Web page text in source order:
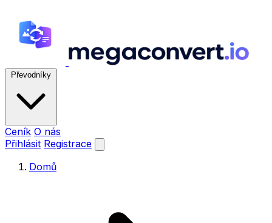
Převodníky
Ceník O nás
Přihlásit Registrace
Domů